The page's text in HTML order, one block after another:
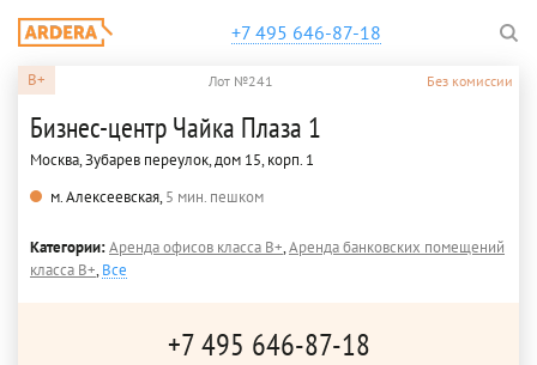
+7 495 646-87-18
B+ Лот №241 Без комиссии
Бизнес-центр Чайка Плаза 1
Москва, Зубарев переулок, дом 15, корп. 1
м. Алексеевская,5 мин. пешком
Категории:Аренда офисов класса B+,Аренда банковских помещений
класса B+,Все
+7 495 646-87-18